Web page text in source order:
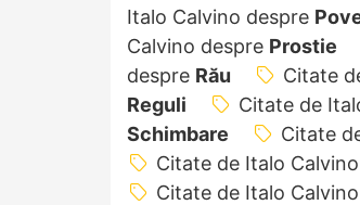
Italo Calvino despre
Calvino despre Prostie
despre Rău Citate
Reguli
Citate de
Schimbare
Citate
Citate de Italo
Citate de Italo